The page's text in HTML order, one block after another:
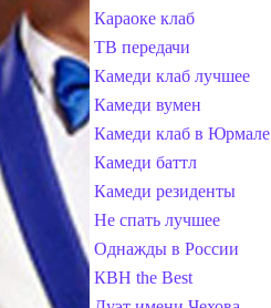
Караоке клаб
ТВ передачи
Камеди клаб лучшее
Камеди вумен
Камеди клаб в Юрмале
Камеди баттл
Камеди резиденты
Не спать лучшее
Однажды в России
КВН the Best